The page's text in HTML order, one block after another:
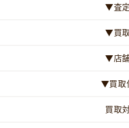
▼査
▼買
▼店
▼買取
買取